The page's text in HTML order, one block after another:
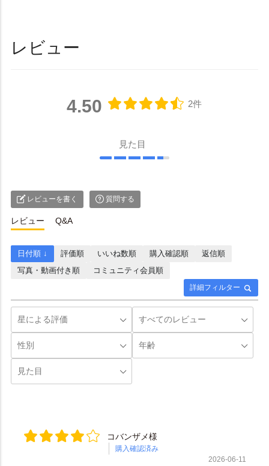
レビュー
4.50 2件
見た目
レビューを書く 質問する
レビュー Q&A
詳細フィルター
日付順 ↓ 評価順 いいね数順 購入確認順
返信順
写真・動画付き順
コミュニティ会員順
コバンザメ様
購入確認済み
2026-06-11